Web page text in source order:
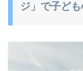
ジ」で子ど